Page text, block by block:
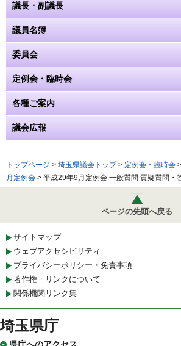
議長・副議長
議員名簿
委員会
定例会・臨時会
各種ご案内
議会広報
トップページ > 埼玉県議会トップ> 定例会・臨時会 >
月定例会 > 平成29年9月定例会 一般質問 質疑質問・
ページの先頭へ戻る
サイトマップ
ウェブアクセシビリティ
プライバシーポリシー・免責事項
著作権・リンクについて
関係機関リンク集
埼玉県庁